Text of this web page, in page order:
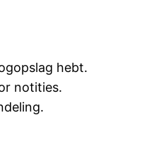
hebt.
notities.